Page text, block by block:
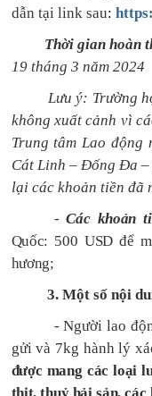
dẫn tại link sau:
Thời gian hoàn
19 tháng 3 năm 2024
Lưu ý: Trường
không xuất cảnh vì
Trung tâm Lao
Cát Linh – Đống Đa
lại các khoản tiền đã
- Các khoản
Quốc: 500 USD để
hương;
3. Một số nội
- Người lao
gửi và 7kg hành lý
được mang các loại